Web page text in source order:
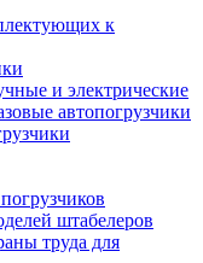
к
и электрические
автопогрузчики
штабелеров
труда для